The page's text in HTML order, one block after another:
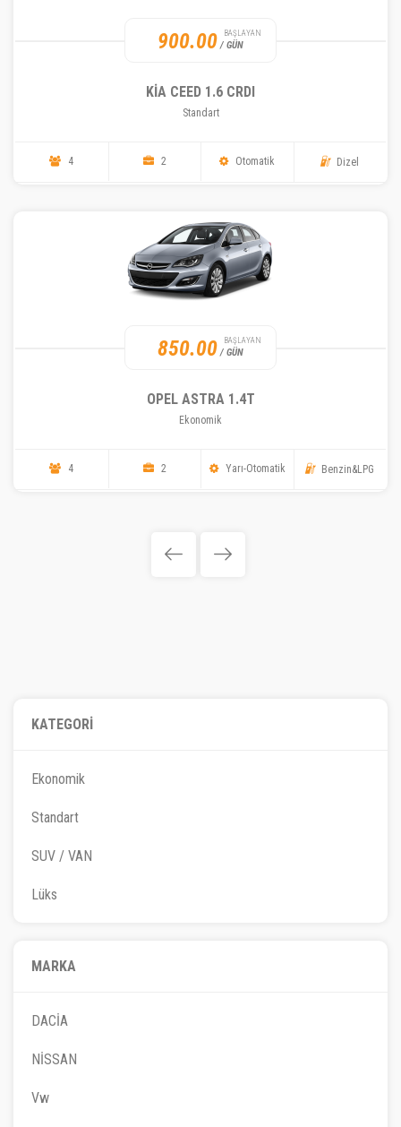
900.00 BAŞLAYAN
/ GÜN
KIA CEED 1.6 CRDI
Standart
4 2 Otomatik Dizel
850.00 BAŞLAYAN
/ GÜN
OPEL ASTRA 1.4T
Ekonomik
4 2 Yarı-Otomatik Benzin&LPG
KATEGORİ
Ekonomik
Standart
SUV / VAN
Lüks
MARKA
DACİA
NİSSAN
Vw